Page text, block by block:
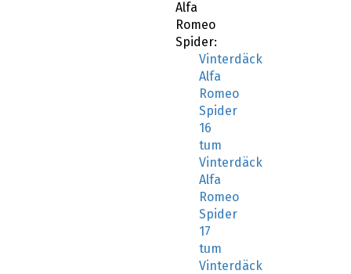
Alfa
Romeo
Spider:
Vinterdäck
Alfa
Romeo
Spider
16
tum
Vinterdäck
Alfa
Romeo
Spider
17
tum
Vinterdäck